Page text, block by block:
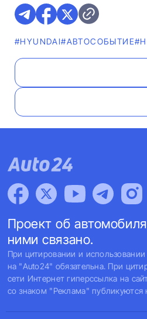
#HYUNDAI#АВТОСОБЫТИЕ
Проект об
ними связано.
При цитировании и
на "Auto24" обязательна. При
сети Интернет гиперссылка на
со знаком "Реклама" публикуются